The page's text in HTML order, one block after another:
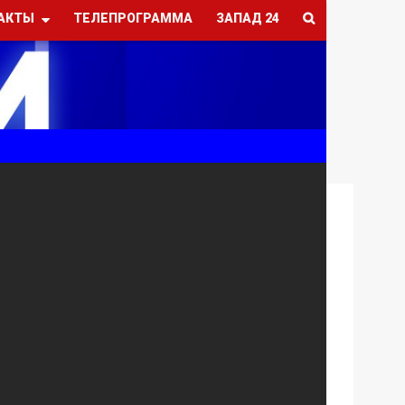
ТЕЛЕПРОГРАММА ЗАПАД 24